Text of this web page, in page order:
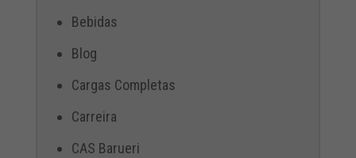
Bebidas
Blog
Cargas Completas
Carreira
CAS Barueri